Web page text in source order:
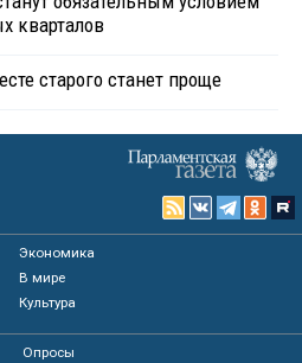
кварталов
старого станет проще
Экономика
В мире
Культура
Опросы